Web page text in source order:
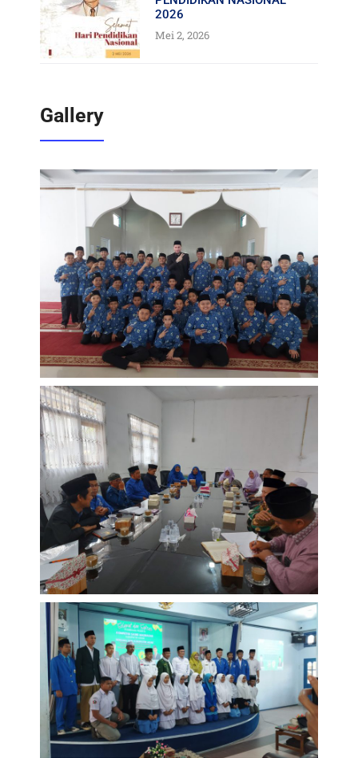
2026
Mei 2, 2026
Gallery